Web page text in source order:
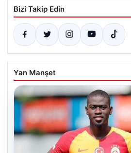
Bizi Takip Edin
Yan Manşet